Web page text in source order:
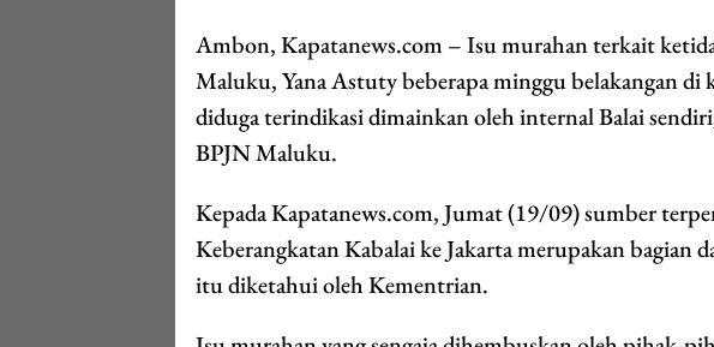
Ambon, Kapatanews.com – Isu murahan terkait
Maluku, Yana Astuty beberapa minggu belakangan di
diduga terindikasi dimainkan oleh internal Balai
BPJN Maluku.
Kepada Kapatanews.com, Jumat (19/09) sumber
Keberangkatan Kabalai ke Jakarta merupakan bagian
itu diketahui oleh Kementrian.